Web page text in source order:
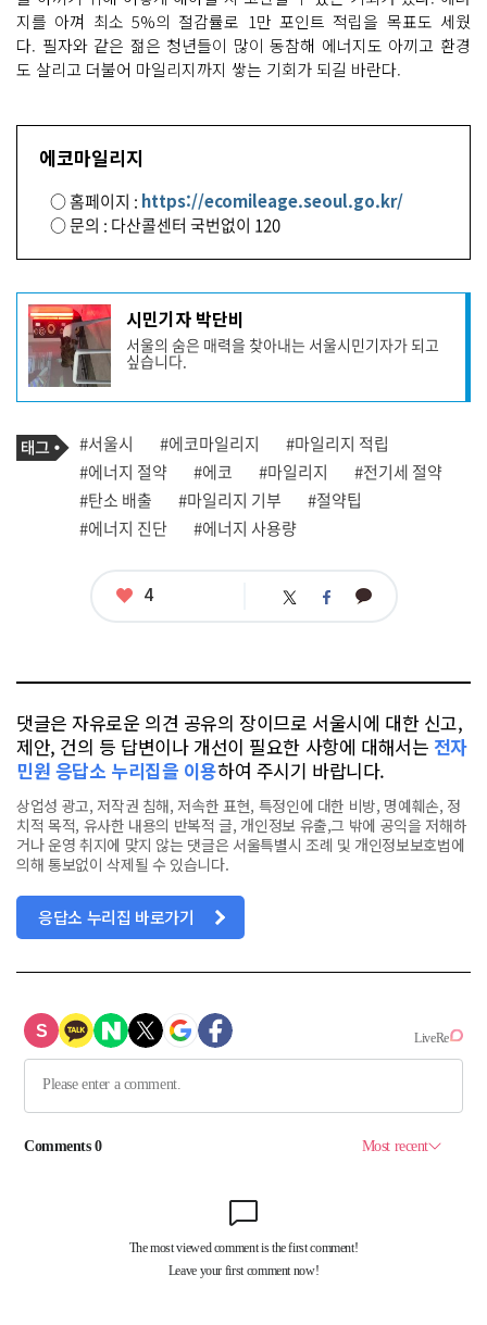
지를 아껴 최소 5%의 절감률로 1만 포인트 적립을 목표도 세웠
다. 필자와 같은 젊은 청년들이 많이 동참해 에너지도 아끼고 환경
도 살리고 더불어 마일리지까지 쌓는 기회가 되길 바란다.
에코마일리지
○ 홈페이지 : https://ecomileage.seoul.go.kr/
○ 문의 : 다산콜센터 국번없이 120
기
사
작
성
자
프
필
시민기자 박단비
서울의 숨은 매력을 찾아내는 서울시민기자가 되고
싶습니다.
기
사
관
련
태
그
태
그
#서울시 #에코마일리지
#마일리지 적립
#에너지 절약
#에코 #마일리지
#전기세 절약
#탄소 배출
#마일리지 기부
#절약팁
#에너지 진단
#에너지 사용량
좋
4 트 페 카
댓글은 자유로운 의견 공유의 장이므로 서울시에 대한 신고,
제안, 건의 등 답변이나 개선이 필요한 사항에 대해서는 전자
민원 응답소 누리집을 이용하여 주시기 바랍니다.
상업성 광고, 저작권 침해, 저속한 표현, 특정인에 대한 비방, 명예훼손, 정
치적 목적, 유사한 내용의 반복적 글, 개인정보 유출,그 밖에 공익을 저해하
거나 운영 취지에 맞지 않는 댓글은 서울특별시 조례 및 개인정보보호법에
의해 통보없이 삭제될 수 있습니다.
응답소 누리집 바로가기